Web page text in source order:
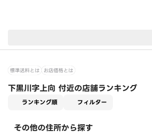
標準送料とは お店価格とは
下黒川字上向 付近の店舗ランキング
ランキング順 フィルター
その他の住所から探す